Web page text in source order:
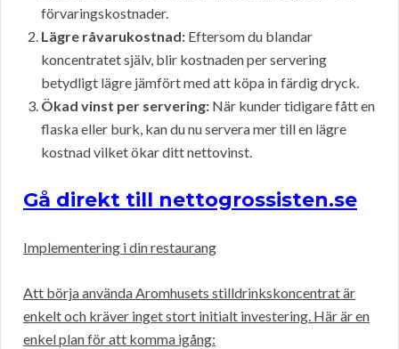
förvaringskostnader.
Lägre råvarukostnad: Eftersom du blandar
koncentratet själv, blir kostnaden per servering
betydligt lägre jämfört med att köpa in färdig dryck.
Ökad vinst per servering: När kunder tidigare fått en
flaska eller burk, kan du nu servera mer till en lägre
kostnad vilket ökar ditt nettovinst.
Gå direkt till nettogrossisten.se
Implementering i din restaurang
Att börja använda Aromhusets stilldrinkskoncentrat är
enkelt och kräver inget stort initialt investering. Här är en
enkel plan för att komma igång: